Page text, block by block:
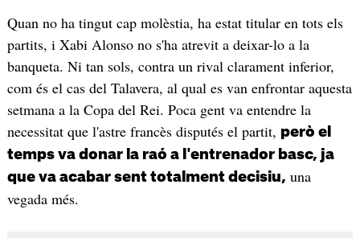
Quan no ha tingut cap molèstia, ha estat titular en tots els
partits, i Xabi Alonso no s'ha atrevit a deixar-lo a la
banqueta. Ni tan sols, contra un rival clarament inferior,
com és el cas del Talavera, al qual es van enfrontar aquesta
setmana a la Copa del Rei. Poca gent va entendre la
necessitat que l'astre francès disputés el partit, però el
temps va donar la raó a l'entrenador basc, ja
que va acabar sent totalment decisiu, una
vegada més.